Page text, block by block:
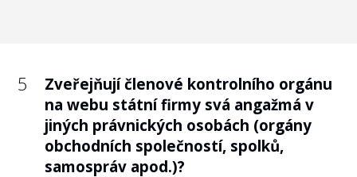
5
Zveřejňují členové kontrolního orgánu
na webu státní firmy svá angažmá v
jiných právnických osobách (orgány
obchodních společností, spolků,
samospráv apod.)?